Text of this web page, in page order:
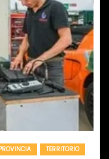
TERRITORIO